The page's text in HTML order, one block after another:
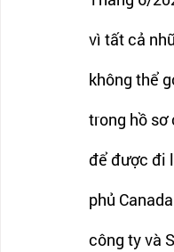
vì tất cả
không thể
trong hồ
để được đi
phủ
công ty và